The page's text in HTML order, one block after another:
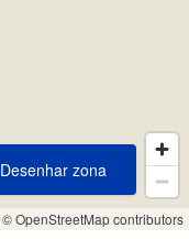
© OpenStreetMap contributors
Desenhar zona
Desenhar zona